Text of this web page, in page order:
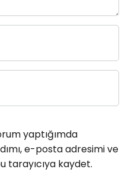
yaptığımda
e-posta adresimi ve
tarayıcıya kaydet.